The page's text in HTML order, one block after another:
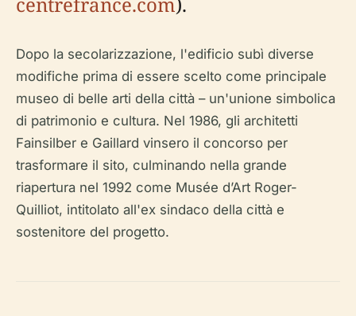
Dopo la secolarizzazione, l'edificio subì diverse
modifiche prima di essere scelto come principale
museo di belle arti della città – un'unione simbolica
di patrimonio e cultura. Nel 1986, gli architetti
Fainsilber e Gaillard vinsero il concorso per
trasformare il sito, culminando nella grande
riapertura nel 1992 come Musée d’Art Roger-
Quilliot, intitolato all'ex sindaco della città e
sostenitore del progetto.